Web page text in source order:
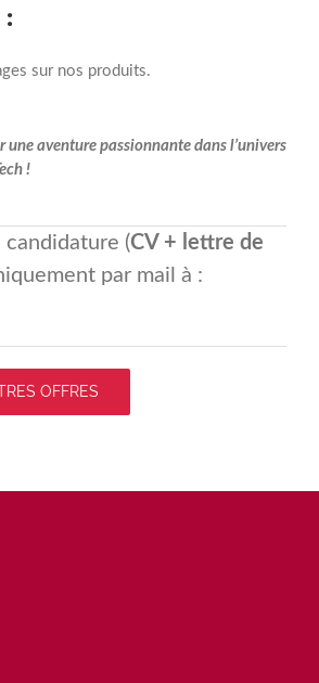
:
sur nos produits.
une aventure passionnante dans l’univers
!
candidature (CV + lettre de
par mail à :
OFFRES